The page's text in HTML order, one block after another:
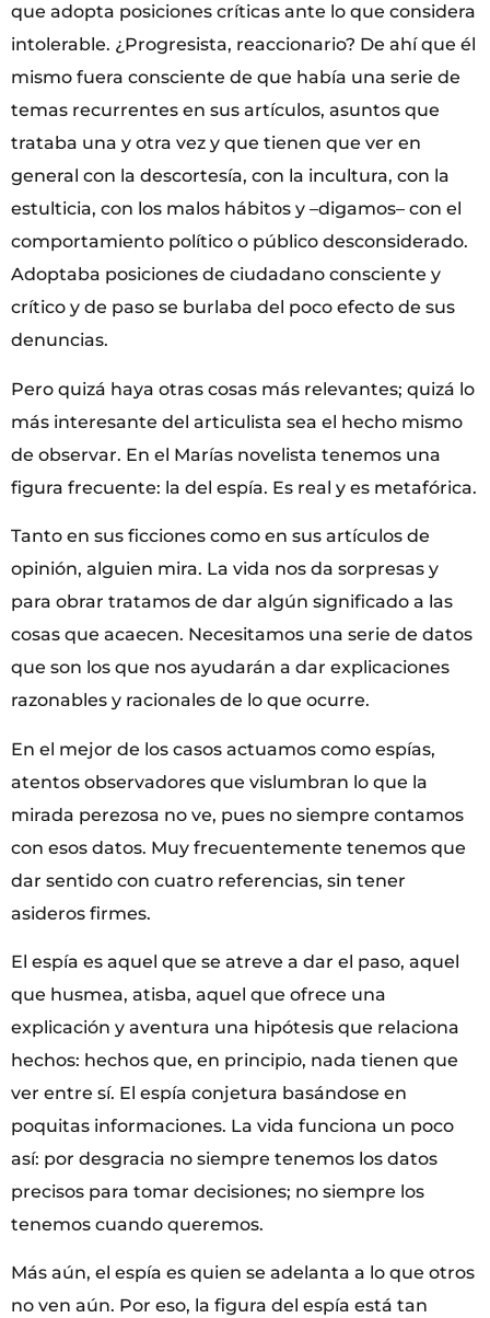
que adopta posiciones críticas ante lo que considera
intolerable. ¿Progresista, reaccionario? De ahí que él
mismo fuera consciente de que había una serie de
temas recurrentes en sus artículos, asuntos que
trataba una y otra vez y que tienen que ver en
general con la descortesía, con la incultura, con la
estulticia, con los malos hábitos y –digamos– con el
comportamiento político o público desconsiderado.
Adoptaba posiciones de ciudadano consciente y
crítico y de paso se burlaba del poco efecto de sus
denuncias.
Pero quizá haya otras cosas más relevantes; quizá lo
más interesante del articulista sea el hecho mismo
de observar. En el Marías novelista tenemos una
figura frecuente: la del espía. Es real y es metafórica.
Tanto en sus ficciones como en sus artículos de
opinión, alguien mira. La vida nos da sorpresas y
para obrar tratamos de dar algún significado a las
cosas que acaecen. Necesitamos una serie de datos
que son los que nos ayudarán a dar explicaciones
razonables y racionales de lo que ocurre.
En el mejor de los casos actuamos como espías,
atentos observadores que vislumbran lo que la
mirada perezosa no ve, pues no siempre contamos
con esos datos. Muy frecuentemente tenemos que
dar sentido con cuatro referencias, sin tener
asideros firmes.
El espía es aquel que se atreve a dar el paso, aquel
que husmea, atisba, aquel que ofrece una
explicación y aventura una hipótesis que relaciona
hechos: hechos que, en principio, nada tienen que
ver entre sí. El espía conjetura basándose en
poquitas informaciones. La vida funciona un poco
así: por desgracia no siempre tenemos los datos
precisos para tomar decisiones; no siempre los
tenemos cuando queremos.
Más aún, el espía es quien se adelanta a lo que otros
no ven aún. Por eso, la figura del espía está tan